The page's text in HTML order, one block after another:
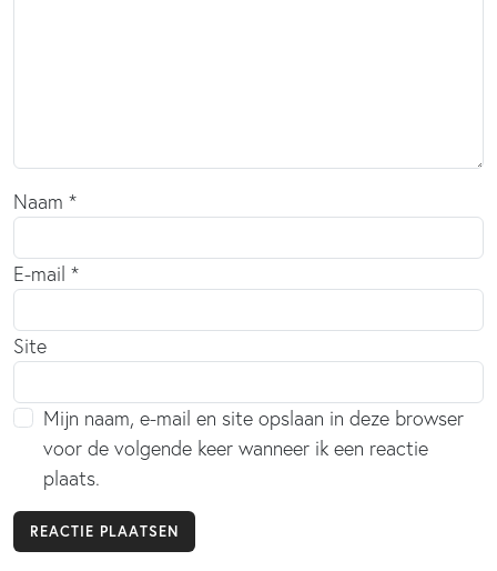
Naam *
E-mail *
Site
Mijn naam, e-mail en site opslaan in deze browser
voor de volgende keer wanneer ik een reactie
plaats.